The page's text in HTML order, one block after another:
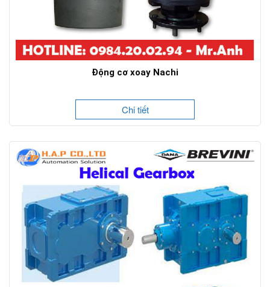
Động cơ xoay Nachi
Chi tiết